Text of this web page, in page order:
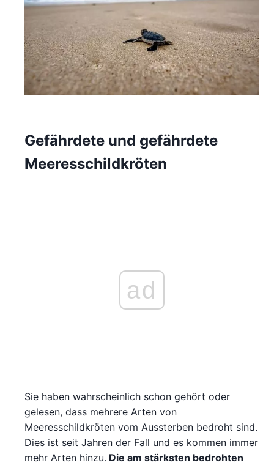
Gefährdete und gefährdete
Meeresschildkröten
ad
Sie haben wahrscheinlich schon gehört oder
gelesen, dass mehrere Arten von
Meeresschildkröten vom Aussterben bedroht sind.
Dies ist seit Jahren der Fall und es kommen immer
mehr Arten hinzu. Die am stärksten bedrohten